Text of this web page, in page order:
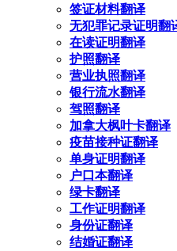
签证材料翻译
无犯罪记录证明翻
在读证明翻译
护照翻译
营业执照翻译
银行流水翻译
驾照翻译
加拿大枫叶卡翻译
疫苗接种证翻译
单身证明翻译
户口本翻译
绿卡翻译
工作证明翻译
身份证翻译
结婚证翻译